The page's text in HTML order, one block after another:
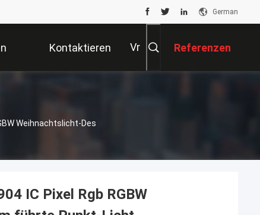
German
Kontaktieren Vr Referenzen
Weihnachtslicht-Des
IC Pixel Rgb RGBW